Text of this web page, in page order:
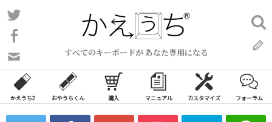
コ
ン
ン
ツ
ス
すべてのキーボードが あなた専用になる
い
合
わ
検
索:
かえうち2 おやうちくん 購入 マニュアル カスタマイズ フォーラム